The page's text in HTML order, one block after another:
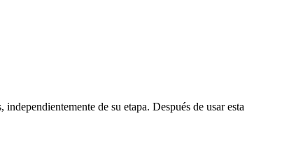
de su etapa. Después de usar esta